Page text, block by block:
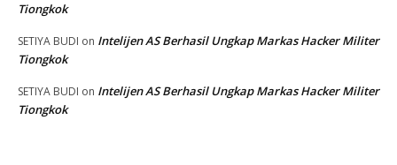
Tiongkok
SETIYA BUDI on Intelijen AS Berhasil Ungkap Markas Hacker Militer
Tiongkok
SETIYA BUDI on Intelijen AS Berhasil Ungkap Markas Hacker Militer
Tiongkok